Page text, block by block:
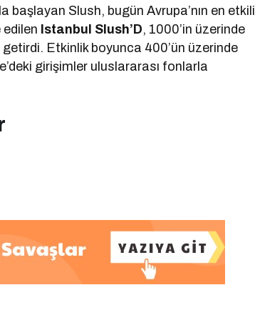
başlayan Slush, bugün Avrupa’nın en etkili
edilen Istanbul Slush’D, 1000’in üzerinde
Etkinlik boyunca 400’ün üzerinde
girişimler uluslararası fonlarla